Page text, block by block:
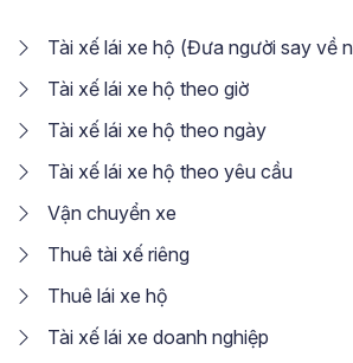
Tài xế lái xe hộ (Đưa người say về
Tài xế lái xe hộ theo giờ
Tài xế lái xe hộ theo ngày
Tài xế lái xe hộ theo yêu cầu
Vận chuyển xe
Thuê tài xế riêng
Thuê lái xe hộ
Tài xế lái xe doanh nghiệp